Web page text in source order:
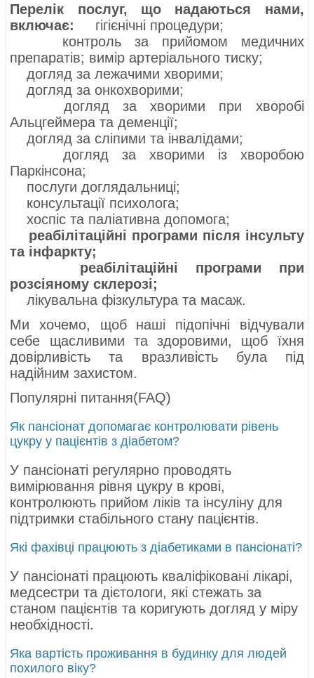
Перелік послуг, що надаються нами,
включає:
гігієнічні процедури;
контроль за прийомом медичних
препаратів; вимір артеріального тиску;
догляд за лежачими хворими;
догляд за онкохворими;
догляд за хворими при хворобі
Альцгеймера та деменції;
догляд за сліпими та інвалідами;
догляд за хворими із хворобою
Паркінсона;
послуги доглядальниці;
консультації психолога;
хоспіс та паліативна допомога;
реабілітаційні програми після інсульту
та інфаркту;
реабілітаційні програми при
розсіяному склерозі;
лікувальна фізкультура та масаж.
Ми хочемо, щоб наші підопічні відчували
себе щасливими та здоровими, щоб їхня
довірливість та вразливість була під
надійним захистом.
Популярні питання(FAQ)
Як пансіонат допомагає контролювати рівень
цукру у пацієнтів з діабетом?
У пансіонаті регулярно проводять
вимірювання рівня цукру в крові,
контролюють прийом ліків та інсуліну для
підтримки стабільного стану пацієнтів.
Які фахівці працюють з діабетиками в пансіонаті?
У пансіонаті працюють кваліфіковані лікарі,
медсестри та дієтологи, які стежать за
станом пацієнтів та коригують догляд у міру
необхідності.
Яка вартість проживання в будинку для людей
похилого віку?